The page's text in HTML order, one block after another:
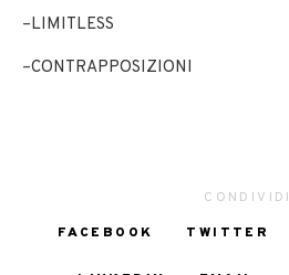
–LIMITLESS
–CONTRAPPOSIZIONI
CONDIVIDI
FACEBOOK
TWITTER